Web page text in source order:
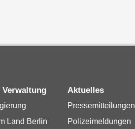
Land Berlin
Aktuelles
Pressemitteilungen
Polizeimeldungen